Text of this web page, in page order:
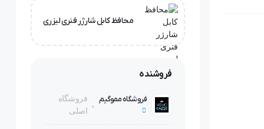
محافظ کابل شارژر فنری لیزری
فروشنده
فروشگاه مموگیم
فروشگاه
اصلی